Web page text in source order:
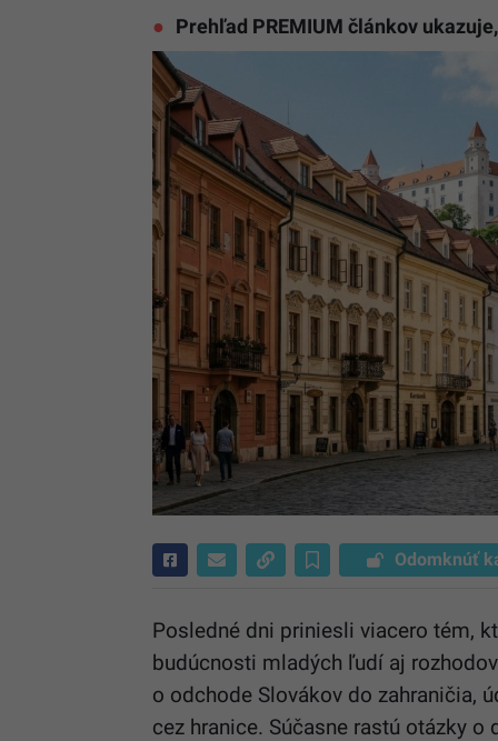
Prehľad PREMIUM článkov
Odomknúť
Posledné dni priniesli viacero tém,
budúcnosti mladých ľudí aj
o odchode Slovákov do zahraničia,
cez hranice. Súčasne rastú otázky